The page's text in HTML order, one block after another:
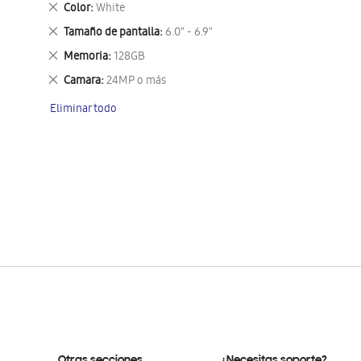
Color White
Eliminar
este
artículo
Tamaño de pantalla 6.0" - 6.9"
Eliminar
este
artículo
Memoria 128GB
Eliminar
este
artículo
Camara 24MP o más
Eliminar
artículo
Eliminar todo